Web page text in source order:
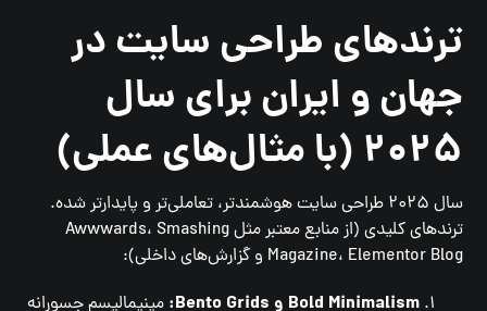
ترندهای طراحی سایت در
جهان و ایران برای سال
۲۰۲۵ (با مثال‌های عملی)
سال ۲۰۲۵ طراحی سایت هوشمندتر، تعاملی‌تر و پایدارتر شده.
ترندهای کلیدی (از منابع معتبر مثل Awwwards، Smashing
Magazine، Elementor Blog و گزارش‌های داخلی):
Bold Minimalism و Bento Grids:
مینیمالیسم جسورانه